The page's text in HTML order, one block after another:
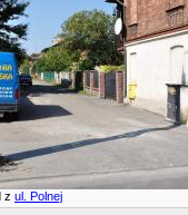
zul. Polnej